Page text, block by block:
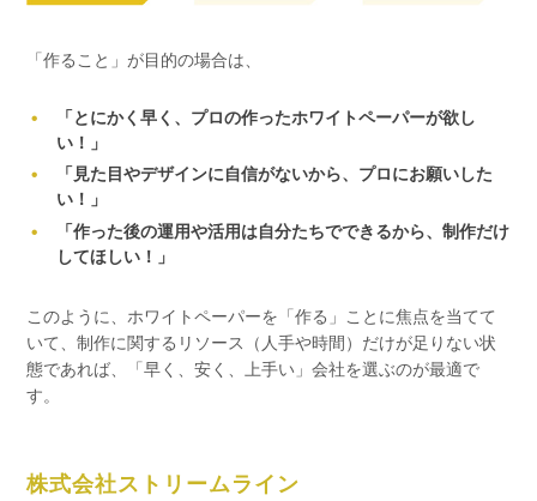
「作ること」が目的の場合は、
「とにかく早く、プロの作ったホワイトペーパーが欲し
い！」
「見た目やデザインに自信がないから、プロにお願いした
い！」
「作った後の運用や活用は自分たちでできるから、制作だけ
してほしい！」
このように、ホワイトペーパーを「作る」ことに焦点を当てて
いて、制作に関するリソース（人手や時間）だけが足りない状
態であれば、「早く、安く、上手い」会社を選ぶのが最適で
す。
株式会社ストリームライン